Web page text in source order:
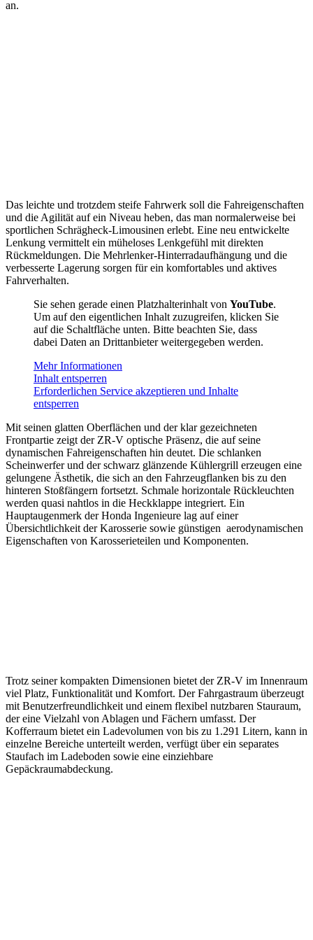
an.
Das leichte und trotzdem steife Fahrwerk soll die Fahreigenschaften
und die Agilität auf ein Niveau heben, das man normalerweise bei
sportlichen Schrägheck-Limousinen erlebt. Eine neu entwickelte
Lenkung vermittelt ein müheloses Lenkgefühl mit direkten
Rückmeldungen. Die Mehrlenker-Hinterradaufhängung und die
verbesserte Lagerung sorgen für ein komfortables und aktives
Fahrverhalten.
Sie sehen gerade einen Platzhalterinhalt von YouTube.
Um auf den eigentlichen Inhalt zuzugreifen, klicken Sie
auf die Schaltfläche unten. Bitte beachten Sie, dass
dabei Daten an Drittanbieter weitergegeben werden.
Mehr Informationen
Inhalt entsperren
Erforderlichen Service akzeptieren und Inhalte
entsperren
Mit seinen glatten Oberflächen und der klar gezeichneten
Frontpartie zeigt der ZR-V optische Präsenz, die auf seine
dynamischen Fahreigenschaften hin deutet. Die schlanken
Scheinwerfer und der schwarz glänzende Kühlergrill erzeugen eine
gelungene Ästhetik, die sich an den Fahrzeugflanken bis zu den
hinteren Stoßfängern fortsetzt. Schmale horizontale Rückleuchten
werden quasi nahtlos in die Heckklappe integriert. Ein
Hauptaugenmerk der Honda Ingenieure lag auf einer
Übersichtlichkeit der Karosserie sowie günstigen aerodynamischen
Eigenschaften von Karosserieteilen und Komponenten.
Trotz seiner kompakten Dimensionen bietet der ZR-V im Innenraum
viel Platz, Funktionalität und Komfort. Der Fahrgastraum überzeugt
mit Benutzerfreundlichkeit und einem flexibel nutzbaren Stauraum,
der eine Vielzahl von Ablagen und Fächern umfasst. Der
Kofferraum bietet ein Ladevolumen von bis zu 1.291 Litern, kann in
einzelne Bereiche unterteilt werden, verfügt über ein separates
Staufach im Ladeboden sowie eine einziehbare
Gepäckraumabdeckung.